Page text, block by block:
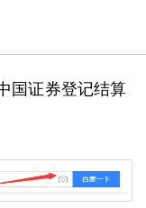
国证券登记结算